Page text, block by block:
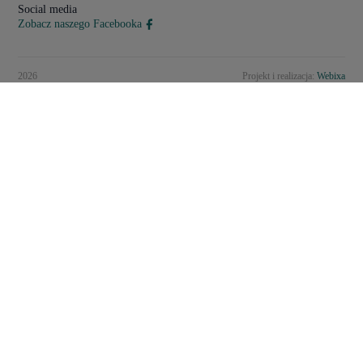
Social media
Zobacz naszego Facebooka
2026 Projekt i realizacja: Webixa